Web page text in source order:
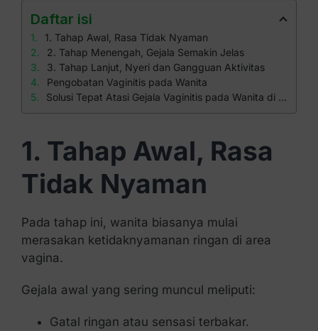
Daftar isi
1. Tahap Awal, Rasa Tidak Nyaman
2. Tahap Menengah, Gejala Semakin Jelas
3. Tahap Lanjut, Nyeri dan Gangguan Aktivitas
Pengobatan Vaginitis pada Wanita
Solusi Tepat Atasi Gejala Vaginitis pada Wanita di Klinik Apollo
1. Tahap Awal, Rasa
Tidak Nyaman
Pada tahap ini, wanita biasanya mulai
merasakan ketidaknyamanan ringan di area
vagina.
Gejala awal yang sering muncul meliputi:
Gatal ringan atau sensasi terbakar.